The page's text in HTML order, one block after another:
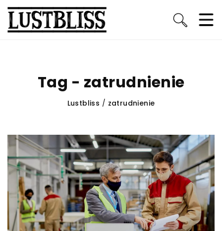
Tag - zatrudnienie
Lustbliss / zatrudnienie